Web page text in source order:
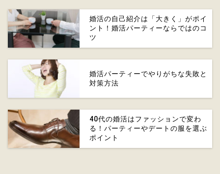
婚活の自己紹介は「大きく」がポイ
ント！婚活パーティーならではのコ
ツ
婚活パーティーでやりがちな失敗と
対策方法
40代の婚活はファッションで変わ
る！パーティーやデートの服を選ぶ
ポイント